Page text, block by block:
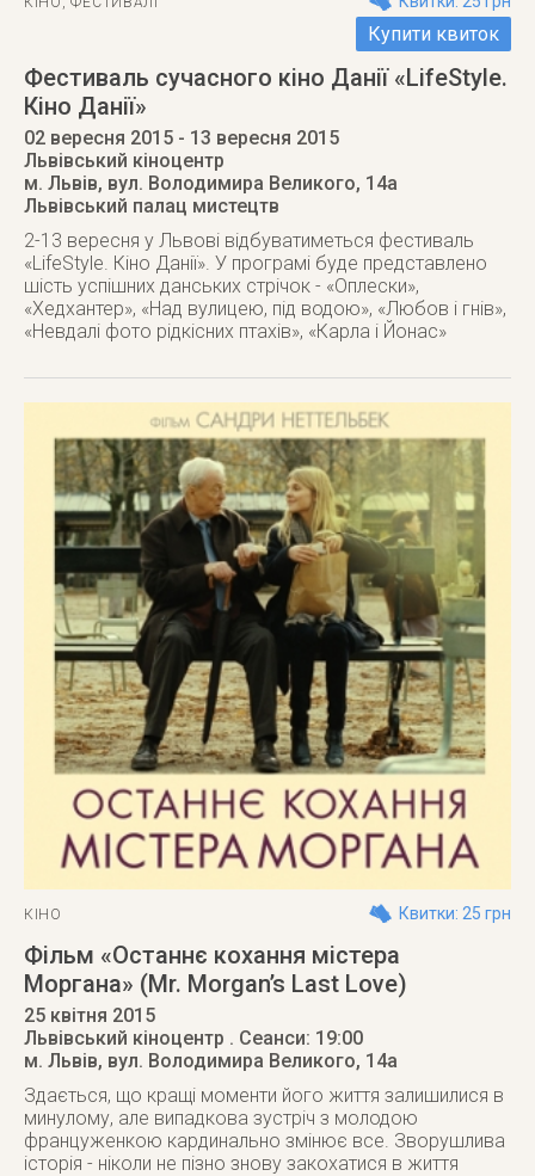
Купити квиток
Фестиваль сучасного кіно Данії «LifeStyle.
Кіно Данії»
02 вересня 2015 - 13 вересня 2015
Львівський кіноцентр
м. Львів, вул. Володимира Великого, 14а
Львівський палац мистецтв
2-13 вересня у Львові відбуватиметься фестиваль
«LifeStyle. Кіно Данії». У програмі буде представлено
шість успішних данських стрічок - «Оплески»,
«Хедхантер», «Над вулицею, під водою», «Любов і гнів»,
«Невдалі фото рідкісних птахів», «Карла і Йонас»
КІНО Квитки: 25 грн
Фільм «Останнє кохання містера
Моргана» (Mr. Morgan’s Last Love)
25 квітня 2015
Львівський кіноцентр . Сеанси: 19:00
м. Львів, вул. Володимира Великого, 14а
Здається, що кращі моменти його життя залишилися в
минулому, але випадкова зустріч з молодою
француженкою кардинально змінює все. Зворушлива
історія - ніколи не пізно знову закохатися в життя